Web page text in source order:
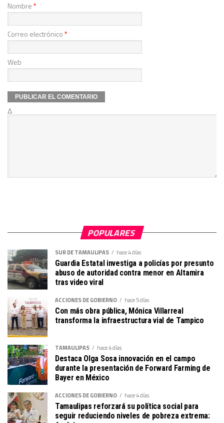
Nombre*
Correo electrónico*
Web
Δ
POPULARES
SUR DE TAMAULIPAS hace 4 días
Guardia Estatal investiga a policías por presunto
abuso de autoridad contra menor en Altamira
tras video viral
ACCIONES DE GOBIERNO hace 5 días
Con más obra pública, Mónica Villarreal
transforma la infraestructura vial de Tampico
TAMAULIPAS hace 4 días
Destaca Olga Sosa innovación en el campo
durante la presentación de Forward Farming de
Bayer en México
ACCIONES DE GOBIERNO hace 4 días
Tamaulipas reforzará su política social para
seguir reduciendo niveles de pobreza extrema: